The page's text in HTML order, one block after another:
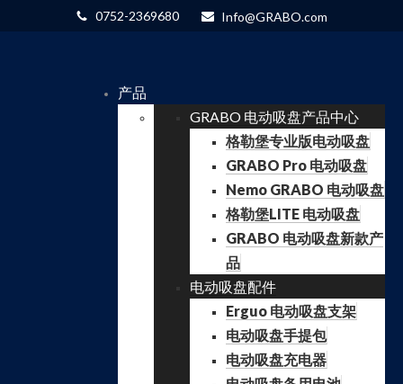
0752-2369680 Info@GRABO.com
产品
GRABO 电动吸盘产品中心
格勒堡专业版电动吸盘
GRABO Pro 电动吸盘
Nemo GRABO 电动吸盘
格勒堡LITE 电动吸盘
GRABO 电动吸盘新款产
品
电动吸盘配件
Erguo 电动吸盘支架
电动吸盘手提包
电动吸盘充电器